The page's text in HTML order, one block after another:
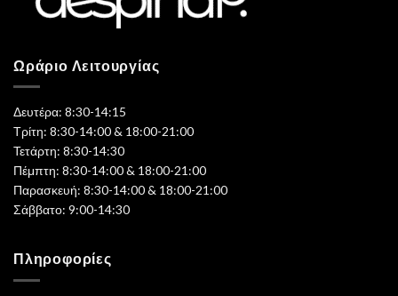
Ωράριο Λειτουργίας
Δευτέρα: 8:30-14:15
Τρίτη: 8:30-14:00 & 18:00-21:00
Τετάρτη: 8:30-14:30
Πέμπτη: 8:30-14:00 & 18:00-21:00
Παρασκευή: 8:30-14:00 & 18:00-21:00
Σάββατο: 9:00-14:30
Πληροφορίες